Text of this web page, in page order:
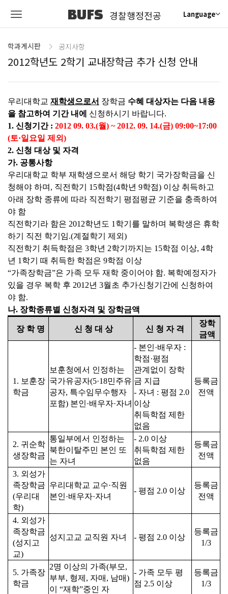
BUFS 경찰행정전공 Language
학과게시판 공지사항
2012학년도 2학기 교내장학금 추가 신청 안내
우리대학교 재학생으로서 장학금 수혜 대상자는 다음 내용
을 참고하여 기간 내에
신청하시기 바랍니다.
1. 신청기간 : 2012 09. 03.(월) ~ 2012. 09. 14.(금) 09:00~17:00
(토·일요일 제외)
2. 신청 대상 및 자격
가. 공통사항
우리대학교 학부 재학생으로서 해당 학기 국가장학금을 신
청해야 하며, 직전학기 15학점(4학년 9학점) 이상 취득하고
아래 장학 종류에 따라 직전학기 평점평균 기준을 충족하여
야 함
직전학기라 함은 2012학년도 1학기를 말하며 복학생은 휴학
하기 직전 학기임.(계절학기 제외)
직전학기 취득학점은 3학년 2학기까지는 15학점 이상, 4학
년 1학기 때 취득한 학점은 9학점 이상
“가족장학금”은 가족 모두 재학 중이어야 함. 복학예정자가
있을 경우 복학 후 2012년 3월초 추가신청기간에 신청하여
야 함.
나. 장학종류별 신청자격 및 장학금액
장 학 명 신 청 대 상 신 청 자 격
장학
금액
1. 보훈장
학금
보훈청에서 인정하는
국가유공자(5·18민주유
공자, 특수임무수행자
포함) 본인·배우자·자녀
- 본인·배우자 :
학점·평점
관계없이 장학
금 지급
- 자녀 : 평점 2.0
이상
취득학점 제한
없음
등록금
전액
2. 귀순학
생장학금
통일부에서 인정하는
북한이탈주민 본인 또
는 자녀
- 2.0 이상
취득학점 제한
없음
등록금
전액
3. 외성가
족장학금
(우리대
학)
우리대학교 교수·직원
본인·배우자·자녀
- 평점 2.0 이상
등록금
전액
4. 외성가
족장학금
(성지고
교)
성지고교 교직원 자녀 - 평점 2.0 이상
등록금
1/3
5. 가족장
학금
2명 이상의 가족(부모,
부부, 형제, 자매, 남매)
이 “재학”중인 자
- 가족 모두 평
점 2.5 이상
등록금
1/3